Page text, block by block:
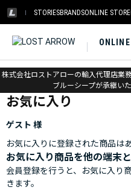
STORIESBRANDSONLINE STORE
株式会社ロストアローの輸入代理店業
ブルーシープが承継いた
ホーム > お気に入り
お気に入り
ゲスト 様
お気に入りに登録された商品は
お気に入り商品を他の端末
会員登録を行うと、お気に入り
きます。